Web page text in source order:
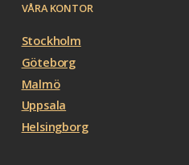
VÅRA KONTOR
Stockholm
Göteborg
Malmö
Uppsala
Helsingborg